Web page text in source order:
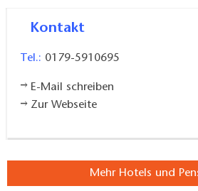
Kontakt
Tel.: 0179-5910695
E-Mail schreiben
Zur Webseite
Mehr Hotels und